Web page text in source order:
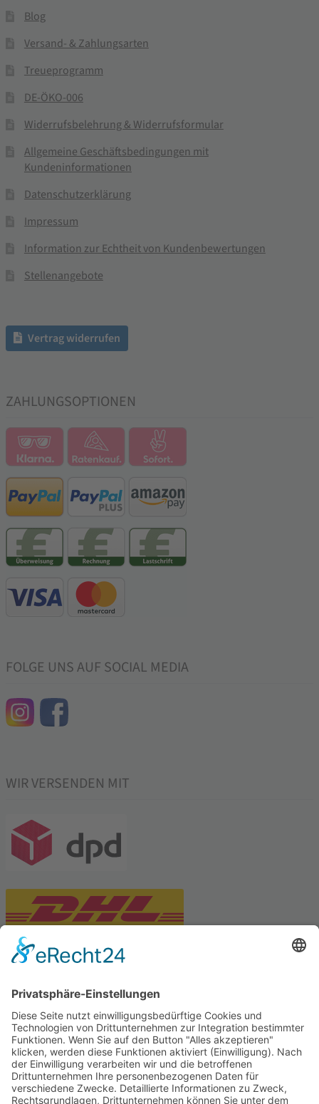
Blog
Versand- & Zahlungsarten
Treueprogramm
DE-ÖKO-006
Widerrufsbelehrung & Widerrufsformular
Allgemeine Geschäftsbedingungen mit
Kundeninformationen
Datenschutzerklärung
Impressum
Information zur Echtheit von Kundenbewertungen
Stellenangebote
Vertrag widerrufen
ZAHLUNGSOPTIONEN
FOLGE UNS AUF SOCIAL MEDIA
WIR VERSENDEN MIT
Tekal – Textile Lebensqualität
Exklusive moderne & Orientteppiche
Feuerwerk XXL
Pyrotechnik online bestellen